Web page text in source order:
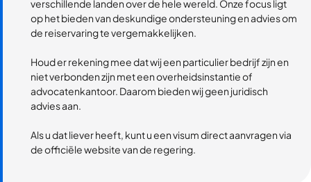
verschillende landen over de hele wereld. Onze focus ligt
op het bieden van deskundige ondersteuning en advies om
de reiservaring te vergemakkelijken.
Houd er rekening mee dat wij een particulier bedrijf zijn en
niet verbonden zijn met een overheidsinstantie of
advocatenkantoor. Daarom bieden wij geen juridisch
advies aan.
Als u dat liever heeft, kunt u een visum direct aanvragen via
de officiële website van de regering.